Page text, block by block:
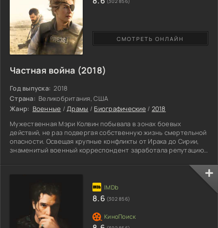
Частная война (2018)
Год выпуска: 2018
Страна: Великобритания, США
Жанр: Военные /Драмы / Биографические / 2018
Мужественная Мэри Колвин побывала в зонах боевых
действий, не раз подвергая собственную жизнь смертельной
опасности. Освещая крупные конфликты от Ирака до Сирии,
знаменитый военный корреспондент заработала репутацию
пыталась донести до общественности переживания других,
оказавшихся в эпицентре взрывов и кровавой бойни.
Рассказывая настоящую правду, журналистка постоянно
попадала в неприятности, не собираясь выполнять приказы
коррумпированных
СМОТРЕТЬ ОНЛАЙН
8.6 (302 856)